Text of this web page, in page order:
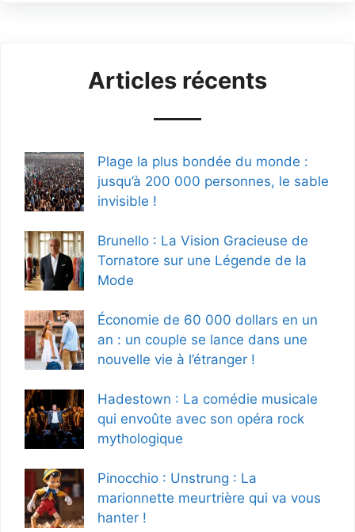
Articles récents
Plage la plus bondée du monde :
jusqu’à 200 000 personnes, le sable
invisible !
Brunello : La Vision Gracieuse de
Tornatore sur une Légende de la
Mode
Économie de 60 000 dollars en un
an : un couple se lance dans une
nouvelle vie à l’étranger !
Hadestown : La comédie musicale
qui envoûte avec son opéra rock
mythologique
Pinocchio : Unstrung : La
marionnette meurtrière qui va vous
hanter !